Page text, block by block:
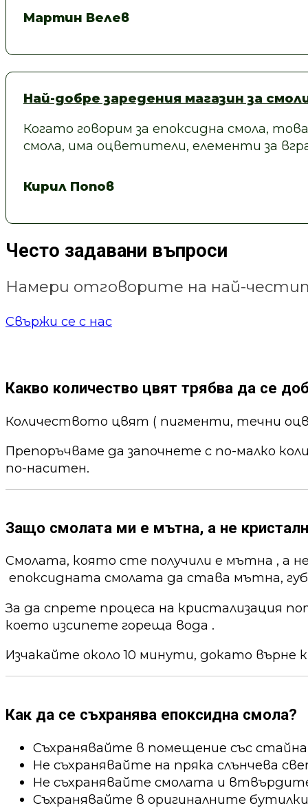
Мартин Велев
Най-добре заредения магазин за
Когато говорим за епоксидна смола,
смола, има оцветители, елементи за
Кирил Попов
Често задавани въпроси
Намери отговорите на най-
Свържи се с нас
Какво количество цвят трябва да се
Количеството цвят ( пигменти, течни
Препоръчваме да започнете с по-малко
по-наситен.
Защо смолата ми е мътна, а не
Смолата, която сте получили е мътна , а
епоксидната смолата да става мътна,
За да спрете процеса на кристализация
което изсипете гореща вода .
Изчакайте около 10 минути, докато върне
Как да се съхранява епоксидна смола?
Съхранявайте в помещение със
Не съхранявайте на пряка слънчева
Не съхранявайте смолата и
Съхранявайте в оригиналните